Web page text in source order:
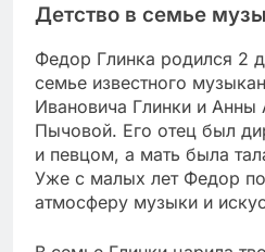
Детство в семье
Федор Глинка родился 2
семье известного
Ивановича Глинки и Анны
Пычовой. Его отец был
и певцом, а мать была
Уже с малых лет Федор
атмосферу музыки и